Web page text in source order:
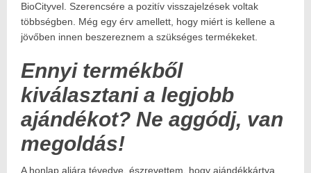
BioCityvel. Szerencsére a pozitív visszajelzések voltak
többségben. Még egy érv amellett, hogy miért is kellene a
jövőben innen beszereznem a szükséges termékeket.
Ennyi termékből
kiválasztani a legjobb
ajándékot? Ne aggódj, van
megoldás!
A honlap aljára tévedve, észrevettem, hogy ajándékkártya